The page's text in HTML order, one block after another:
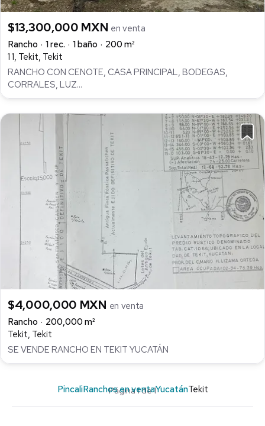
$13,300,000 MXN en venta
Rancho
1 rec. 1 baño
200 m²
1 1, Tekit, Tekit
RANCHO CON CENOTE, CASA PRINCIPAL, BODEGAS,
CORRALES, LUZ...
$4,000,000 MXN en venta
Rancho
200,000 m²
Tekit, Tekit
SE VENDE RANCHO EN TEKIT YUCATÁN
Página 1 de 1
PincaliRanchos en ventaYucatánTekit